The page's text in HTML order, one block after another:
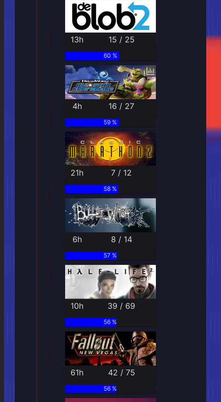
13h 15 / 25
60 %
4h 16 / 27
59 %
21h 7 / 12
58 %
6h 8 / 14
57 %
10h 39 / 69
56 %
61h 42 / 75
56 %